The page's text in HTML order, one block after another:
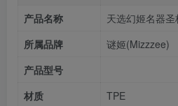
产品名称
天选幻姬名器
所属品牌
谜姬(Mizzzee)
产品型号
材质
TPE